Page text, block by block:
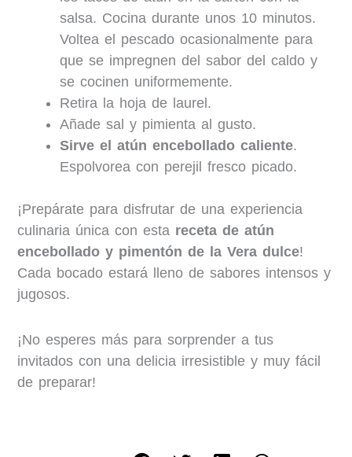
salsa. Cocina durante unos 10 minutos.
Voltea el pescado ocasionalmente para
que se impregnen del sabor del caldo y
se cocinen uniformemente.
Retira la hoja de laurel.
Añade sal y pimienta al gusto.
Sirve el atún encebollado caliente.
Espolvorea con perejil fresco picado.
¡Prepárate para disfrutar de una experiencia
culinaria única con esta receta de atún
encebollado y pimentón de la Vera dulce!
Cada bocado estará lleno de sabores intensos y
jugosos.
¡No esperes más para sorprender a tus
invitados con una delicia irresistible y muy fácil
de preparar!